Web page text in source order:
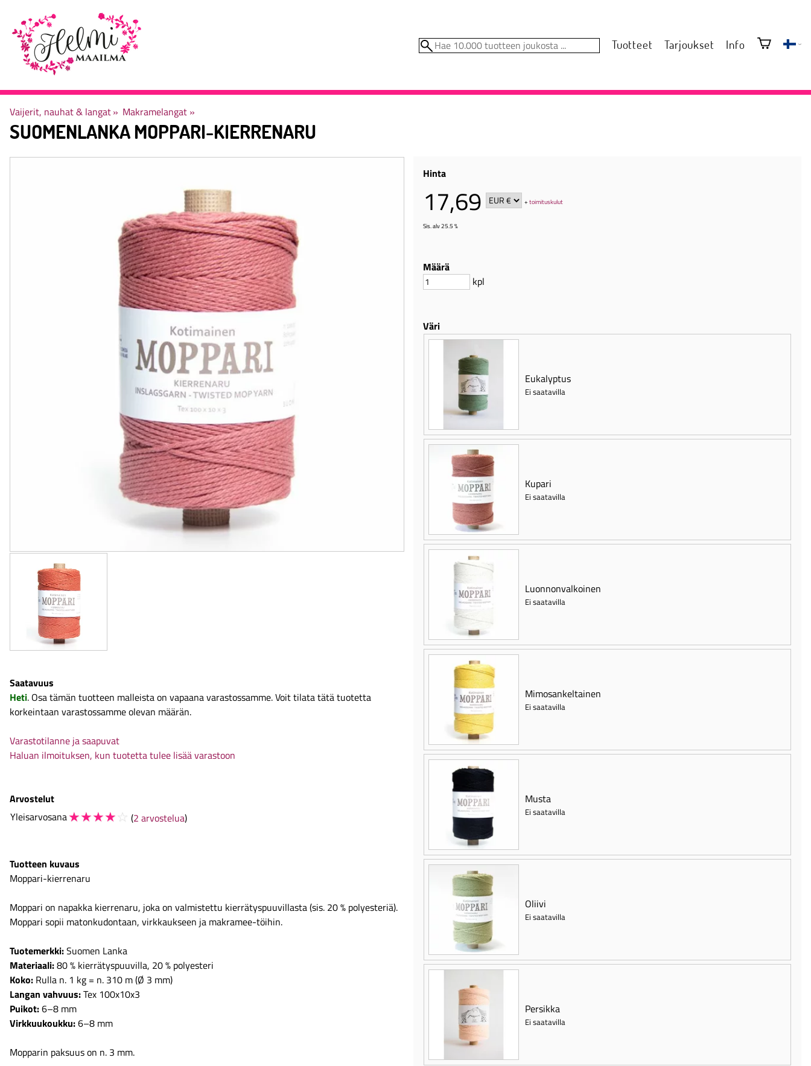
Tuotteet Tarjoukset Info
Vaijerit, nauhat & langat‪» Makramelangat ‪»
SUOMENLANKAMOPPARI-KIERRENARU
Hinta
17,69 +toimituskulut
Sis. alv 25.5 %
Määrä
kpl
Väri
Eukalyptus
Ei saatavilla
Kupari
Ei saatavilla
Luonnonvalkoinen
Ei saatavilla
Mimosankeltainen
Ei saatavilla
Musta
Ei saatavilla
Oliivi
Ei saatavilla
Persikka
Ei saatavilla
Saatavuus
Heti. Osa tämän tuotteen malleista on vapaana varastossamme. Voit tilata tätä tuotetta
korkeintaan varastossamme olevan määrän.
Varastotilanne ja saapuvat
Haluan ilmoituksen, kun tuotetta tulee lisää varastoon
Arvostelut
Yleisarvosana☆☆☆☆☆ (2 arvostelua)
Tuotteen kuvaus
Moppari-kierrenaru
Moppari on napakka kierrenaru, joka on valmistettu kierrätyspuuvillasta (sis. 20 % polyesteriä).
Moppari sopii matonkudontaan, virkkaukseen ja makramee-töihin.
Tuotemerkki:Suomen Lanka
Materiaali:80 % kierrätyspuuvilla, 20 % polyesteri
Koko: Rulla n. 1 kg = n. 310 m (Ø 3 mm)
Langan vahvuus:Tex 100x10x3
Puikot:6–8 mm
Virkkuukoukku:6–8 mm
Mopparin paksuus on n. 3 mm.